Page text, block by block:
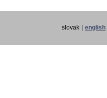
slovak english